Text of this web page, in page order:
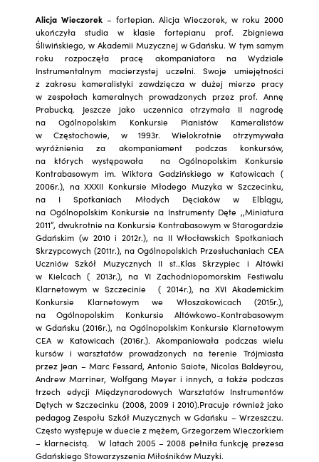
Alicja Wieczorek – fortepian. Alicja Wieczorek, w roku 2000
ukończyła studia w klasie fortepianu prof. Zbigniewa
Śliwińskiego, w Akademii Muzycznej w Gdańsku. W tym samym
roku rozpoczęła pracę akompaniatora na Wydziale
Instrumentalnym macierzystej uczelni. Swoje umiejętności
z zakresu kameralistyki zawdzięcza w dużej mierze pracy
w zespołach kameralnych prowadzonych przez prof. Annę
Prabucką. Jeszcze jako uczennica otrzymała II nagrodę
na Ogólnopolskim Konkursie Pianistów Kameralistów
w Częstochowie, w 1993r. Wielokrotnie otrzymywała
wyróżnienia za akompaniament podczas konkursów,
na których występowała na Ogólnopolskim Konkursie
Kontrabasowym im. Wiktora Gadzińskiego w Katowicach (
2006r.), na XXXII Konkursie Młodego Muzyka w Szczecinku,
na I Spotkaniach Młodych Dęciaków w Elblągu,
na Ogólnopolskim Konkursie na Instrumenty Dęte ,,Miniatura
2011”, dwukrotnie na Konkursie Kontrabasowym w Starogardzie
Gdańskim (w 2010 i 2012r.), na II Włocławskich Spotkaniach
Skrzypcowych (2011r.), na Ogólnopolskich Przesłuchaniach CEA
Uczniów Szkół Muzycznych II st..Klas Skrzypiec i Altówki
w Kielcach ( 2013r.), na VI Zachodniopomorskim Festiwalu
Klarnetowym w Szczecinie ( 2014r.), na XVI Akademickim
Konkursie Klarnetowym we Włoszakowicach (2015r.),
na Ogólnopolskim Konkursie Altówkowo-Kontrabasowym
w Gdańsku (2016r.), na Ogólnopolskim Konkursie Klarnetowym
CEA w Katowicach (2016r.). Akompaniowała podczas wielu
kursów i warsztatów prowadzonych na terenie Trójmiasta
przez Jean – Marc Fessard, Antonio Saiote, Nicolas Baldeyrou,
Andrew Marriner, Wolfgang Meyer i innych, a także podczas
trzech edycji Międzynarodowych Warsztatów Instrumentów
Dętych w Szczecinku (2008, 2009 i 2010).Pracuje również jako
pedagog Zespołu Szkół Muzycznych w Gdańsku – Wrzeszczu.
Często występuje w duecie z mężem, Grzegorzem Wieczorkiem
– klarnecistą. W latach 2005 – 2008 pełniła funkcję prezesa
Gdańskiego Stowarzyszenia Miłośników Muzyki.